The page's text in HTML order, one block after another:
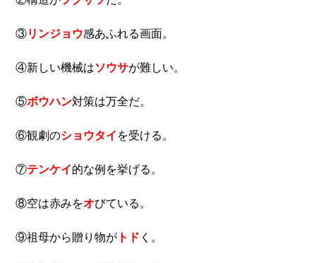
③リンジョウ感あふれる画面。
④新しい機械はソウサが難しい。
⑤ボウハン対策は万全だ。
⑥観劇のショウタイ を受ける。
⑦テンケイ的な例を挙げる。
⑧空は赤みをオびている。
⑨祖母から贈り物が トド く。